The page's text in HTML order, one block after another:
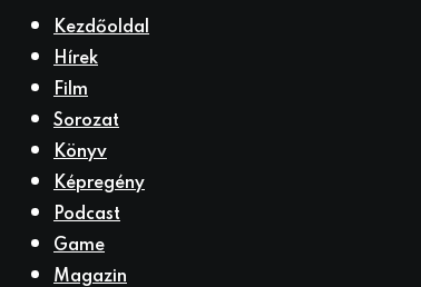
Kezdőoldal
Hírek
Film
Sorozat
Könyv
Képregény
Podcast
Game
Magazin